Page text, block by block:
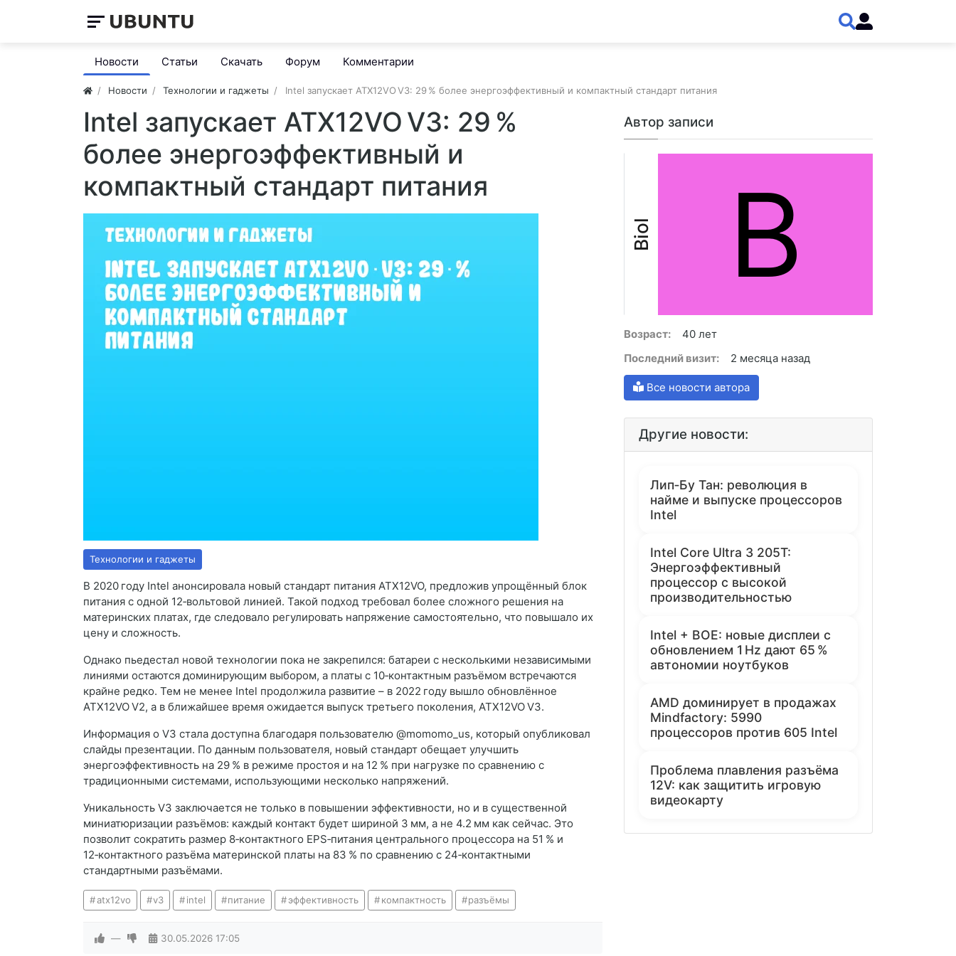
Новости Статьи Скачать Форум Комментарии
Новости Технологии и гаджеты Intel запускает ATX12VO V3: 29 % более энергоэффективный и компактный стандарт питания
Intel запускает ATX12VO V3: 29 %
более энергоэффективный и
компактный стандарт питания
Технологии и гаджеты
В 2020 году Intel анонсировала новый стандарт питания ATX12VO, предложив упрощённый блок
питания с одной 12‑вольтовой линией. Такой подход требовал более сложного решения на
материнских платах, где следовало регулировать напряжение самостоятельно, что повышало их
цену и сложность.
Однако пьедестал новой технологии пока не закрепился: батареи с несколькими независимыми
линиями остаются доминирующим выбором, а платы с 10‑контактным разъёмом встречаются
крайне редко. Тем не менее Intel продолжила развитие – в 2022 году вышло обновлённое
ATX12VO V2, а в ближайшее время ожидается выпуск третьего поколения, ATX12VO V3.
Информация о V3 стала доступна благодаря пользователю @momomo_us, который опубликовал
слайды презентации. По данным пользователя, новый стандарт обещает улучшить
энергоэффективность на 29 % в режиме простоя и на 12 % при нагрузке по сравнению с
традиционными системами, использующими несколько напряжений.
Уникальность V3 заключается не только в повышении эффективности, но и в существенной
миниатюризации разъёмов: каждый контакт будет шириной 3 мм, а не 4.2 мм как сейчас. Это
позволит сократить размер 8‑контактного EPS‑питания центрального процессора на 51 % и
12‑контактного разъёма материнской платы на 83 % по сравнению с 24‑контактными
стандартными разъёмами.
atx12vo v3 intel питание эффективность компактность разъёмы
— 30.05.2026 17:05
Автор записи
Biol B
Возраст:
40 лет
Последний визит:
2 месяца назад
Все новости автора
Другие новости:
Лип‑Бу Тан: революция в
найме и выпуске процессоров
Intel
Intel Core Ultra 3 205T:
Энергоэффективный
процессор с высокой
производительностью
Intel + BOE: новые дисплеи с
обновлением 1 Hz дают 65 %
автономии ноутбуков
AMD доминирует в продажах
Mindfactory: 5990
процессоров против 605 Intel
Проблема плавления разъёма
12V: как защитить игровую
видеокарту